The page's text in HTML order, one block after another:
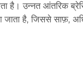
है। उन्नत आंतरिक
है, जिससे साफ़,